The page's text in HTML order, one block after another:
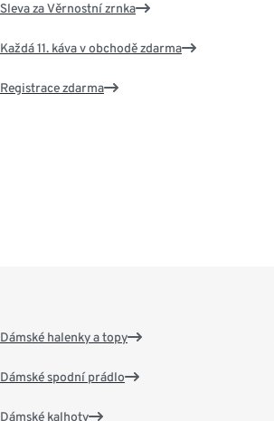
Sleva za Věrnostní zrnka
Každá 11. káva v obchodě zdarma
Registrace zdarma
Dámské halenky a topy
Dámské spodní prádlo
Dámské kalhoty